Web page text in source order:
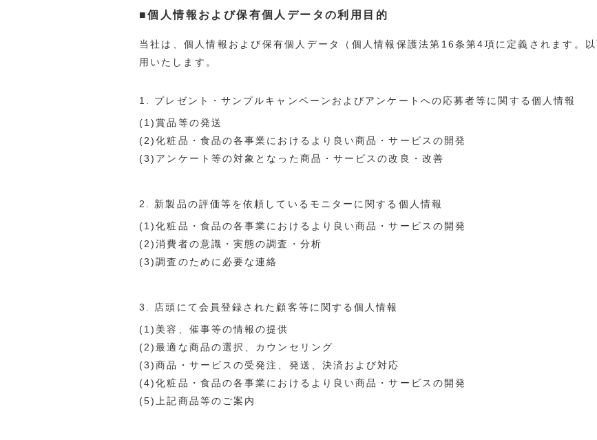
■個人情報および保有個人データの利用目的
当社は、個人情報および保有個人データ（個人情報保護法第16条第4項に定義されます。
用いたします。
1. プレゼント・サンプルキャンペーンおよびアンケートへの応募者等に関する個人情報
(1)賞品等の発送
(2)化粧品・食品の各事業におけるより良い商品・サービスの開発
(3)アンケート等の対象となった商品・サービスの改良・改善
2. 新製品の評価等を依頼しているモニターに関する個人情報
(1)化粧品・食品の各事業におけるより良い商品・サービスの開発
(2)消費者の意識・実態の調査・分析
(3)調査のために必要な連絡
3. 店頭にて会員登録された顧客等に関する個人情報
(1)美容、催事等の情報の提供
(2)最適な商品の選択、カウンセリング
(3)商品・サービスの受発注、発送、決済および対応
(4)化粧品・食品の各事業におけるより良い商品・サービスの開発
(5)上記商品等のご案内